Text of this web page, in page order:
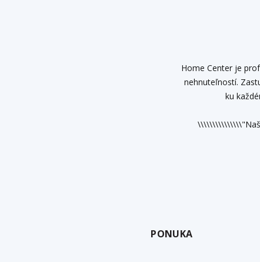
Home Center je
nehnuteľností.
ku
PONUKA